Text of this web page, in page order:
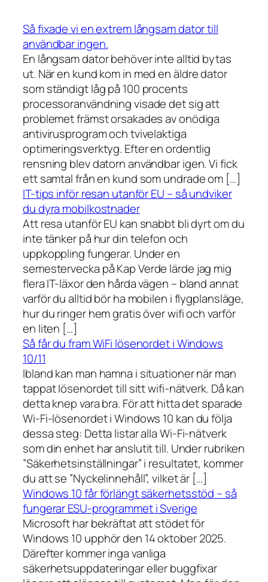
Så fixade vi en extrem långsam dator till
användbar ingen.
En långsam dator behöver inte alltid bytas
ut. När en kund kom in med en äldre dator
som ständigt låg på 100 procents
processoranvändning visade det sig att
problemet främst orsakades av onödiga
antivirusprogram och tvivelaktiga
optimeringsverktyg. Efter en ordentlig
rensning blev datorn användbar igen. Vi fick
ett samtal från en kund som undrade om […]
IT-tips inför resan utanför EU – så undviker
du dyra mobilkostnader
Att resa utanför EU kan snabbt bli dyrt om du
inte tänker på hur din telefon och
uppkoppling fungerar. Under en
semestervecka på Kap Verde lärde jag mig
flera IT-läxor den hårda vägen – bland annat
varför du alltid bör ha mobilen i flygplansläge,
hur du ringer hem gratis över wifi och varför
en liten […]
Så får du fram WiFi lösenordet i Windows
10/11
Ibland kan man hamna i situationer när man
tappat lösenordet till sitt wifi-nätverk. Då kan
detta knep vara bra. För att hitta det sparade
Wi-Fi-lösenordet i Windows 10 kan du följa
dessa steg: Detta listar alla Wi-Fi-nätverk
som din enhet har anslutit till. Under rubriken
”Säkerhetsinställningar” i resultatet, kommer
du att se ”Nyckelinnehåll”, vilket är […]
Windows 10 får förlängt säkerhetsstöd – så
fungerar ESU-programmet i Sverige
Microsoft har bekräftat att stödet för
Windows 10 upphör den 14 oktober 2025.
Därefter kommer inga vanliga
säkerhetsuppdateringar eller buggfixar